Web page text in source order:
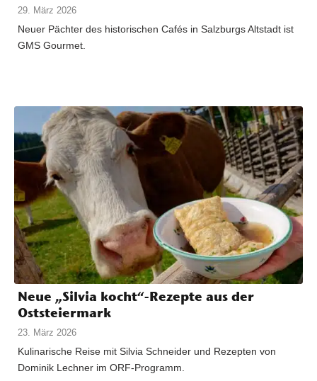
29. März 2026
Neuer Pächter des historischen Cafés in Salzburgs Altstadt ist
GMS Gourmet.
Neue „Silvia kocht“-Rezepte aus der
Oststeiermark
23. März 2026
Kulinarische Reise mit Silvia Schneider und Rezepten von
Dominik Lechner im ORF-Programm.